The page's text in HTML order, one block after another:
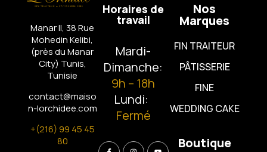
Manar II, 38 Rue
Mohedin Kelibi,
(près du Manar
City) Tunis,
Tunisie
contact@maiso
n-lorchidee.com
+(216) 99 45 45
80
Nos
Marques
FIN TRAITEUR
PÂTISSERIE
FINE
WEDDING CAKE
Boutique
Horaires de
travail
Mardi-
Dimanche:
9h – 18h
Lundi:
Fermé